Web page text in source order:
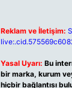
Reklam ve İletişim:
Yasal Uyarı: Bu
bir marka, kurum
hiçbir bağlantısı